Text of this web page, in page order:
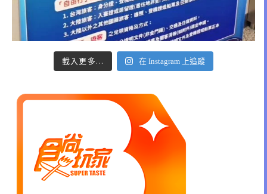
載入更多... 在 Instagram 上追蹤